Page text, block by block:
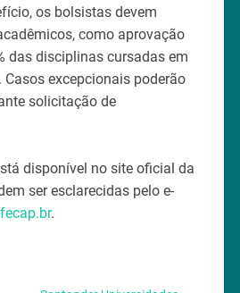
os bolsistas devem
como aprovação
das disciplinas cursadas em
excepcionais poderão
solicitação de
disponível no site oficial da
ser esclarecidas pelo e-
.